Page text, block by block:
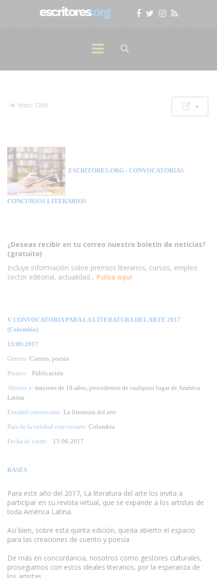
Visto: 7269
ESCRITORES.ORG - CONVOCATORIAS
CONCURSOS LITERARIOS
¿Deseas recibir en tu correo nuestro boletín de noticias?
(gratuito)
Incluye información sobre premios literarios, cursos, empleo
sector editorial, actualidad... Pulsa aqui
V CONVOCATORIA PARA LA LITERATURA DEL ARTE 2017
(Colombia)
15:06:2017
Género: Cuento, poesía
Premio:
Publicación
Abierto a: mayores de 18 años, procedentes de cualquier lugar de América
Latina
Entidad convocante: La literatura del arte
País de la entidad convocante: Colombia
Fecha de cierre: 15:06:2017
BASES
Para este año del 2017, La literatura del arte los invita a
participar en su revista virtual, que se expande a los artistas de
toda América Latina.
Así bien, sobre esta quinta edición, queda abierto el espacio
para las creaciones de cuento y poesía
De más en concordancia, nosotros como gestores culturales,
proseguimos con estos ideales literarios, por la esperanza de
los artistas.